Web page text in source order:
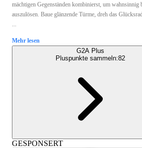
mächtigen Gegenständen kombinierst, um wahnsinnig
auszulösen. Baue glänzende Türme, dreh das
...
Mehr lesen
G2A Plus
Pluspunkte sammeln:82
GESPONSERT